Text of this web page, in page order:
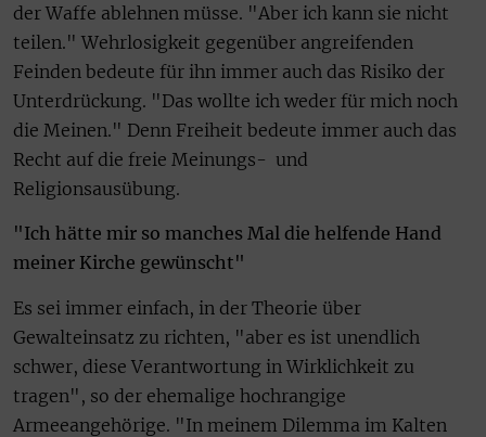
der Waffe ablehnen müsse. "Aber ich kann sie nicht
teilen." Wehrlosigkeit gegenüber angreifenden
Feinden bedeute für ihn immer auch das Risiko der
Unterdrückung. "Das wollte ich weder für mich noch
die Meinen." Denn Freiheit bedeute immer auch das
Recht auf die freie Meinungs- und
Religionsausübung.
"Ich hätte mir so manches Mal die helfende Hand
meiner Kirche gewünscht"
Es sei immer einfach, in der Theorie über
Gewalteinsatz zu richten, "aber es ist unendlich
schwer, diese Verantwortung in Wirklichkeit zu
tragen", so der ehemalige hochrangige
Armeeangehörige. "In meinem Dilemma im Kalten